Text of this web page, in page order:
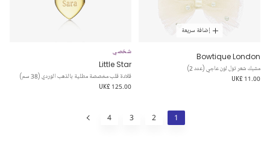
إضافة سريعة
Bowtique London
مشبك شعر تول لون عاجي (عدد 2)
UK£ 11.00
شخصي
Little Star
قلادة قلب مخصصة مطلية بالذهب الوردي (38 سم)
UK£ 125.00
1
2
3
4